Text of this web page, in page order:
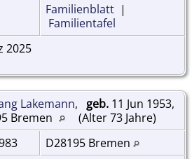
Familienblatt |
Familientafel
2025
Lakemann, geb. 11 Jun 1953,
Bremen
(Alter 73 Jahre)
D28195 Bremen